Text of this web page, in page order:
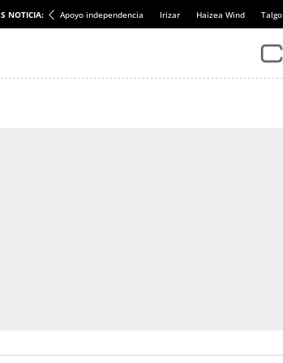
NOTICIA: Apoyo independencia Irizar Haizea Wind Talgo